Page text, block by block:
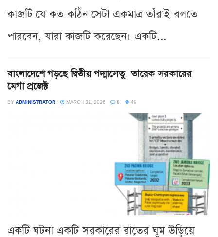
কাজটি যে কত কঠিন সেটা একমাত্র তাঁরাই বলতে
পারবেন, যারা কাজটি করেছেন। একটি...
বাংলাদেশে গড়ছে দ্বিতীয় পদ্মাসেতু। তারেক সরকারের
মেগা প্রজেক্ট
BY ADMINISTRATOR MARCH 31, 2026 0 49
একটি ঘটনা একটি সরকারের রাতের ঘূম উড়িয়ে